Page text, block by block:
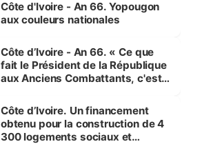
vies humaines »
Côte d'Ivoire - An 66. Yopougon
aux couleurs nationales
Côte d’Ivoire - An 66. « Ce que
fait le Président de la République
aux Anciens Combattants, c'est
Côte d’Ivoire. Un financement
obtenu pour la construction de 4
300 logements sociaux et